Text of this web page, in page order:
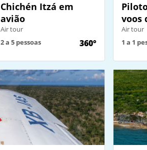
Chichén Itzá em
avião
Air tour
2 a 5 pessoas
360°
voos
Air tour
1 a 1